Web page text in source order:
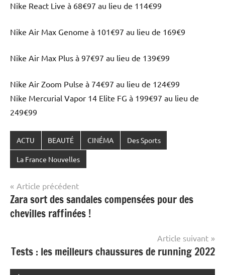
Nike React Live à 68€97 au lieu de 114€99
Nike Air Max Genome à 101€97 au lieu de 169€9
Nike Air Max Plus à 97€97 au lieu de 139€99
Nike Air Zoom Pulse à 74€97 au lieu de 124€99
Nike Mercurial Vapor 14 Elite FG à 199€97 au lieu de
249€99
ACTU BEAUTÉ CINÉMA Des Sports
La France Nouvelles
Navigation
de
l’article
Article précédent
Zara sort des sandales compensées pour des
chevilles raffinées !
Article suivant
Tests : les meilleurs chaussures de running 2022